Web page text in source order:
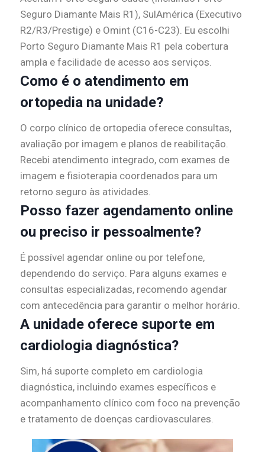
Seguro Diamante Mais R1), SulAmérica (Executivo
R2/R3/Prestige) e Omint (C16-C23). Eu escolhi
Porto Seguro Diamante Mais R1 pela cobertura
ampla e facilidade de acesso aos serviços.
Como é o atendimento em
ortopedia na unidade?
O corpo clínico de ortopedia oferece consultas,
avaliação por imagem e planos de reabilitação.
Recebi atendimento integrado, com exames de
imagem e fisioterapia coordenados para um
retorno seguro às atividades.
Posso fazer agendamento online
ou preciso ir pessoalmente?
É possível agendar online ou por telefone,
dependendo do serviço. Para alguns exames e
consultas especializadas, recomendo agendar
com antecedência para garantir o melhor horário.
A unidade oferece suporte em
cardiologia diagnóstica?
Sim, há suporte completo em cardiologia
diagnóstica, incluindo exames específicos e
acompanhamento clínico com foco na prevenção
e tratamento de doenças cardiovasculares.